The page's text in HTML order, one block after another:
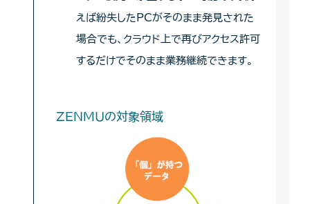
えば紛失したPCがそのまま発見された
場合でも、クラウド上で再びアクセス許可
するだけでそのまま業務継続できます。
ZENMUの対象領域